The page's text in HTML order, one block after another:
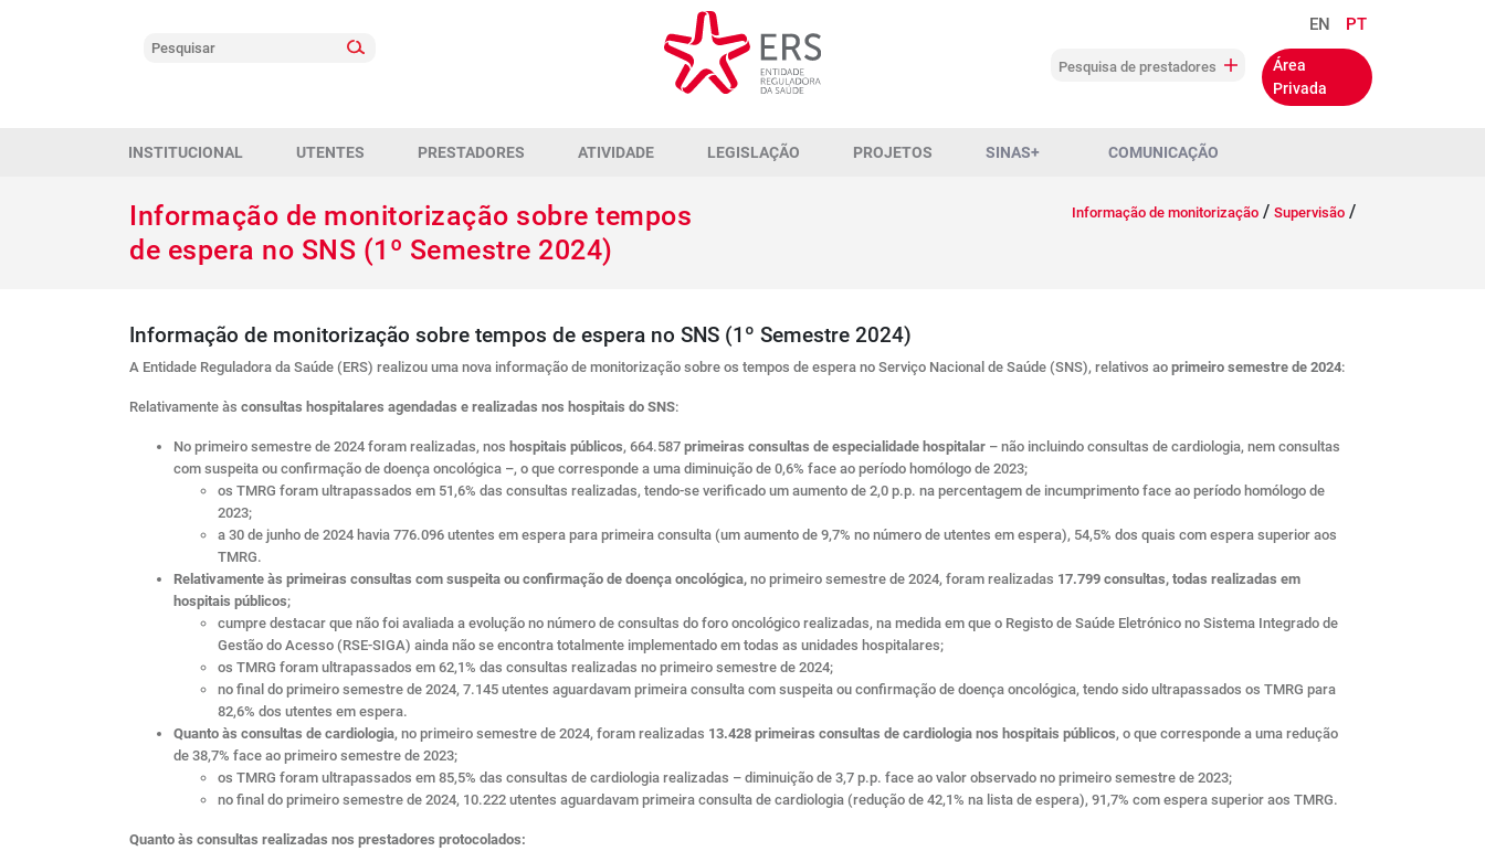
EN PT
Área
Privada
Pesquisa de prestadores
INSTITUCIONAL UTENTES PRESTADORES ATIVIDADE LEGISLAÇÃO PROJETOS SINAS+ COMUNICAÇÃO
Informação de monitorização sobre tempos
de espera no SNS (1º Semestre 2024)
Informação de monitorização / Supervisão /
Informação de monitorização sobre tempos de espera no SNS (1º Semestre 2024)
A Entidade Reguladora da Saúde (ERS) realizou uma nova informação de monitorização sobre os tempos de espera no Serviço Nacional de Saúde (SNS), relativos ao primeiro semestre de 2024:
Relativamente às consultas hospitalares agendadas e realizadas nos hospitais do SNS:
No primeiro semestre de 2024 foram realizadas, nos hospitais públicos, 664.587 primeiras consultas de especialidade hospitalar – não incluindo consultas de cardiologia, nem consultas
com suspeita ou confirmação de doença oncológica –, o que corresponde a uma diminuição de 0,6% face ao período homólogo de 2023;
os TMRG foram ultrapassados em 51,6% das consultas realizadas, tendo-se verificado um aumento de 2,0 p.p. na percentagem de incumprimento face ao período homólogo de
2023;
a 30 de junho de 2024 havia 776.096 utentes em espera para primeira consulta (um aumento de 9,7% no número de utentes em espera), 54,5% dos quais com espera superior aos
TMRG.
Relativamente às primeiras consultas com suspeita ou confirmação de doença oncológica, no primeiro semestre de 2024, foram realizadas 17.799 consultas, todas realizadas em
hospitais públicos;
cumpre destacar que não foi avaliada a evolução no número de consultas do foro oncológico realizadas, na medida em que o Registo de Saúde Eletrónico no Sistema Integrado de
Gestão do Acesso (RSE-SIGA) ainda não se encontra totalmente implementado em todas as unidades hospitalares;
os TMRG foram ultrapassados em 62,1% das consultas realizadas no primeiro semestre de 2024;
no final do primeiro semestre de 2024, 7.145 utentes aguardavam primeira consulta com suspeita ou confirmação de doença oncológica, tendo sido ultrapassados os TMRG para
82,6% dos utentes em espera.
Quanto às consultas de cardiologia, no primeiro semestre de 2024, foram realizadas 13.428 primeiras consultas de cardiologia nos hospitais públicos, o que corresponde a uma redução
de 38,7% face ao primeiro semestre de 2023;
os TMRG foram ultrapassados em 85,5% das consultas de cardiologia realizadas – diminuição de 3,7 p.p. face ao valor observado no primeiro semestre de 2023;
no final do primeiro semestre de 2024, 10.222 utentes aguardavam primeira consulta de cardiologia (redução de 42,1% na lista de espera), 91,7% com espera superior aos TMRG.
Quanto às consultas realizadas nos prestadores protocolados: